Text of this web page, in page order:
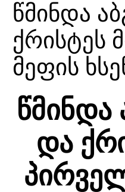
წმინდა
ქრისტეს
მეფის
წმინდა
და